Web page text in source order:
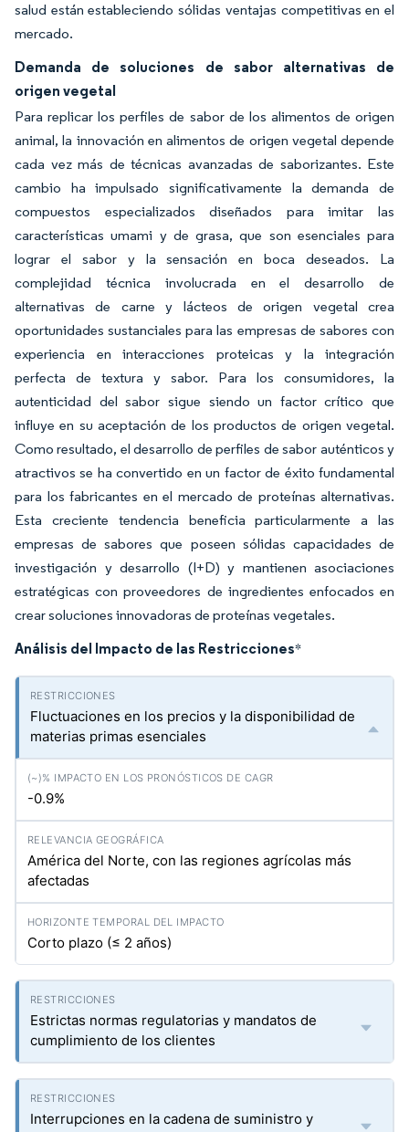
salud están estableciendo sólidas ventajas competitivas en el
mercado.
Demanda de soluciones de sabor alternativas de
origen vegetal
Para replicar los perfiles de sabor de los alimentos de origen
animal, la innovación en alimentos de origen vegetal depende
cada vez más de técnicas avanzadas de saborizantes. Este
cambio ha impulsado significativamente la demanda de
compuestos especializados diseñados para imitar las
características umami y de grasa, que son esenciales para
lograr el sabor y la sensación en boca deseados. La
complejidad técnica involucrada en el desarrollo de
alternativas de carne y lácteos de origen vegetal crea
oportunidades sustanciales para las empresas de sabores con
experiencia en interacciones proteicas y la integración
perfecta de textura y sabor. Para los consumidores, la
autenticidad del sabor sigue siendo un factor crítico que
influye en su aceptación de los productos de origen vegetal.
Como resultado, el desarrollo de perfiles de sabor auténticos y
atractivos se ha convertido en un factor de éxito fundamental
para los fabricantes en el mercado de proteínas alternativas.
Esta creciente tendencia beneficia particularmente a las
empresas de sabores que poseen sólidas capacidades de
investigación y desarrollo (I+D) y mantienen asociaciones
estratégicas con proveedores de ingredientes enfocados en
crear soluciones innovadoras de proteínas vegetales.
Análisis del Impacto de las Restricciones*
Fluctuaciones en los precios y la disponibilidad de
materias primas esenciales
-0.9%
América del Norte, con las regiones agrícolas más
afectadas
Corto plazo (≤ 2 años)
Estrictas normas regulatorias y mandatos de
cumplimiento de los clientes
Interrupciones en la cadena de suministro y